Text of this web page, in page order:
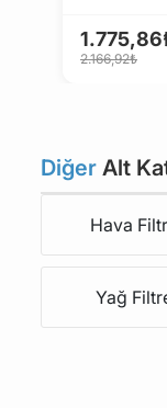
2.166,92₺
Diğer Alt
Hava
Yağ